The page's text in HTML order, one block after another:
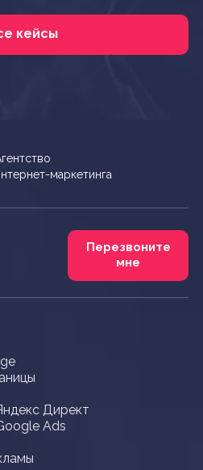
кейсы
маркетинга
Перезвоните
мне
Директ
Ads